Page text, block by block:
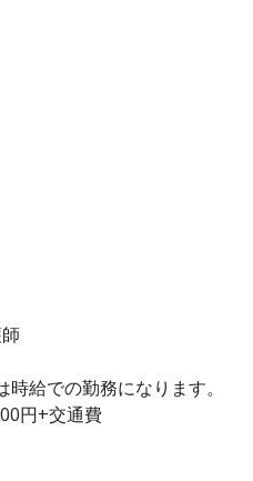
給での勤務になります。
円+交通費